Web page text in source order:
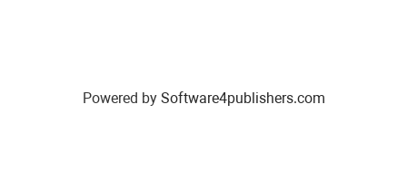
Powered by Software4publishers.com